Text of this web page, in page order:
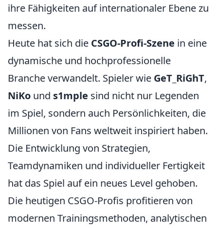
ihre Fähigkeiten auf internationaler Ebene zu
messen.
Heute hat sich die CSGO-Profi-Szene in eine
dynamische und hochprofessionelle
Branche verwandelt. Spieler wie GeT_RiGhT,
NiKo und s1mple sind nicht nur Legenden
im Spiel, sondern auch Persönlichkeiten, die
Millionen von Fans weltweit inspiriert haben.
Die Entwicklung von Strategien,
Teamdynamiken und individueller Fertigkeit
hat das Spiel auf ein neues Level gehoben.
Die heutigen CSGO-Profis profitieren von
modernen Trainingsmethoden, analytischen